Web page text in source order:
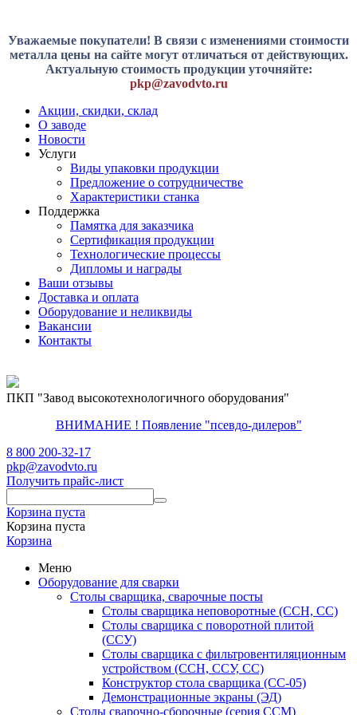
Уважаемые покупатели! В связи с изменениями стоимости
металла цены на сайте могут отличаться от действующих.
Актуальную стоимость продукции уточняйте:
pkp@zavodvto.ru
Акции, скидки, склад
О заводе
Новости
Услуги
Виды упаковки продукции
Предложение о сотрудничестве
Характеристики станка
Поддержка
Памятка для заказчика
Сертификация продукции
Технологические процессы
Дипломы и награды
Ваши отзывы
Доставка и оплата
Оборудование и неликвиды
Вакансии
Контакты
ПКП "Завод высокотехнологичного оборудования"
ВНИМАНИЕ ! Появление "псевдо-дилеров"
8 800 200-32-17
pkp@zavodvto.ru
Получить прайс-лист
Корзина пуста
Корзина пуста
Корзина
Меню
Оборудование для сварки
Столы сварщика, сварочные посты
Столы сварщика неповоротные (ССН, СС)
Столы сварщика с поворотной плитой
(ССУ)
Столы сварщика с фильтровентиляционным
устройством (ССН, ССУ, СС)
Конструктор стола сварщика (СС-05)
Демонстрационные экраны (ЭД)
Столы сварочно-сборочные (серия ССМ)